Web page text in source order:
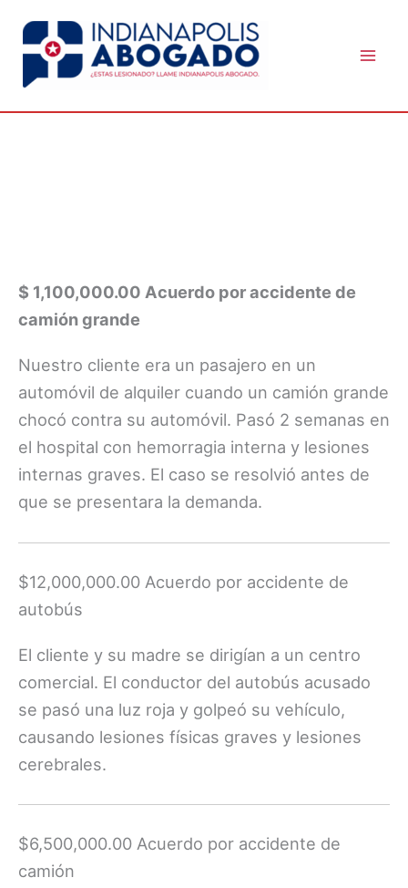
content
$ 1,100,000.00 Acuerdo por accidente de
camión grande
Nuestro cliente era un pasajero en un
automóvil de alquiler cuando un camión grande
chocó contra su automóvil. Pasó 2 semanas en
el hospital con hemorragia interna y lesiones
internas graves. El caso se resolvió antes de
que se presentara la demanda.
$12,000,000.00 Acuerdo por accidente de
autobús
El cliente y su madre se dirigían a un centro
comercial. El conductor del autobús acusado
se pasó una luz roja y golpeó su vehículo,
causando lesiones físicas graves y lesiones
cerebrales.
$6,500,000.00 Acuerdo por accidente de
camión